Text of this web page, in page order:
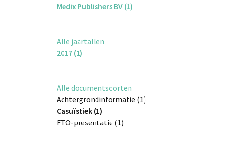
Medix Publishers BV (1)
Alle jaartallen
2017 (1)
Alle documentsoorten
Achtergrondinformatie (1)
Casuïstiek (1)
FTO-presentatie (1)